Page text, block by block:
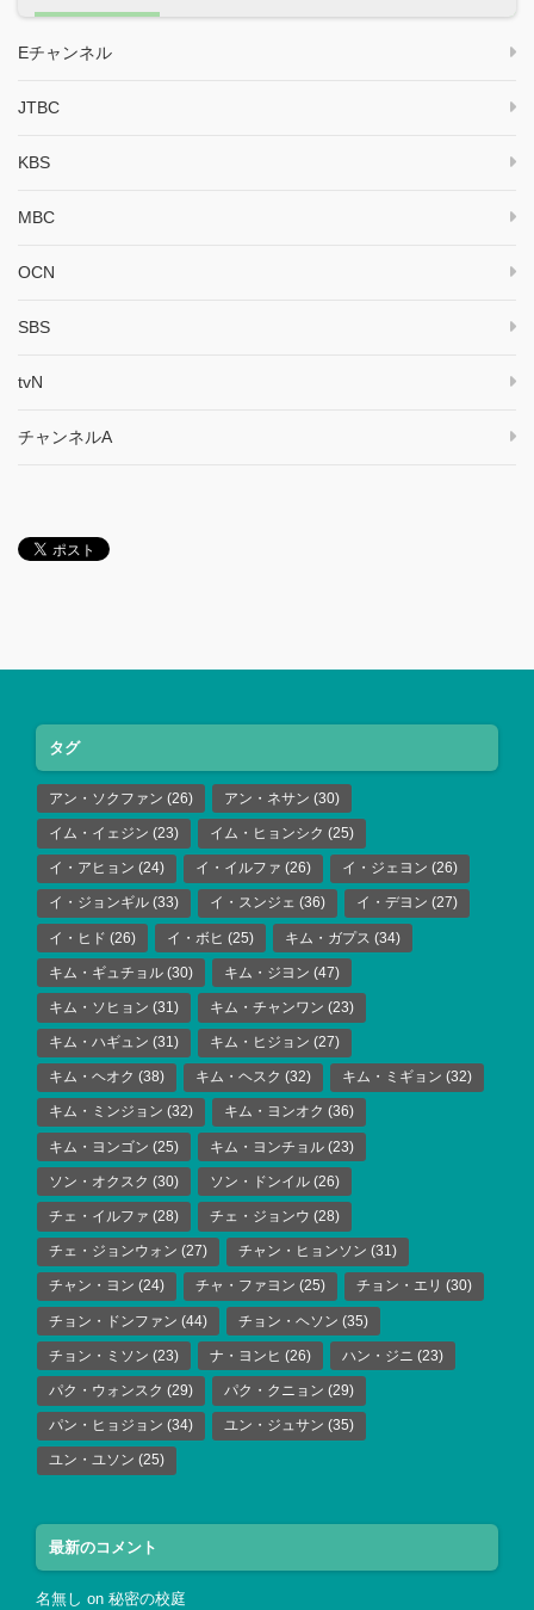
Eチャンネル
JTBC
KBS
MBC
OCN
SBS
tvN
チャンネルA
タグ
アン・ソクファン (26) アン・ネサン (30)
イム・イェジン (23) イム・ヒョンシク (25)
イ・アヒョン (24) イ・イルファ (26) イ・ジェヨン (26)
イ・ジョンギル (33) イ・スンジェ (36) イ・デヨン (27)
イ・ヒド (26) イ・ボヒ (25) キム・ガプス (34)
キム・ギュチョル (30) キム・ジヨン (47)
キム・ソヒョン (31) キム・チャンワン (23)
キム・ハギュン (31) キム・ヒジョン (27)
キム・ヘオク (38) キム・ヘスク (32) キム・ミギョン (32)
キム・ミンジョン (32) キム・ヨンオク (36)
キム・ヨンゴン (25) キム・ヨンチョル (23)
ソン・オクスク (30) ソン・ドンイル (26)
チェ・イルファ (28) チェ・ジョンウ (28)
チェ・ジョンウォン (27) チャン・ヒョンソン (31)
チャン・ヨン (24) チャ・ファヨン (25) チョン・エリ (30)
チョン・ドンファン (44) チョン・ヘソン (35)
チョン・ミソン (23) ナ・ヨンヒ (26) ハン・ジニ (23)
パク・ウォンスク (29) パク・クニョン (29)
パン・ヒョジョン (34) ユン・ジュサン (35)
ユン・ユソン (25)
最新のコメント
名無し on 秘密の校庭